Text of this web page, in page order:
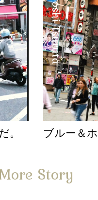
。
Satoshi Tsuruta
ブルー＆
Story